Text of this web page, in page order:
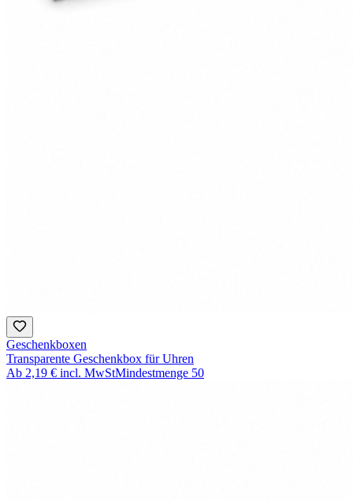
Geschenkboxen
Transparente Geschenkbox für Uhren
Ab 2,19 € incl. MwStMindestmenge 50